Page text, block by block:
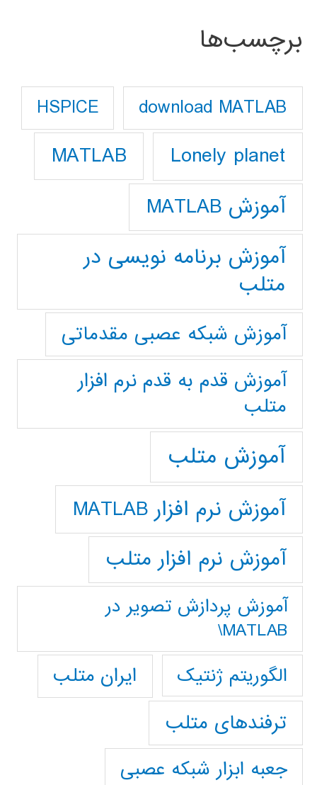
برچسب‌ها
download MATLAB
HSPICE
Lonely planet
MATLAB
آموزش MATLAB
آموزش برنامه نویسی در
متلب
آموزش شبکه عصبی مقدماتی
آموزش قدم به قدم نرم افزار
متلب
آموزش متلب
آموزش نرم افزار MATLAB
آموزش نرم افزار متلب
آموزش پردازش تصوير در
MATLAB\
الگوریتم ژنتیک
ایران متلب
ترفندهای متلب
جعبه ابزار شبکه عصبی